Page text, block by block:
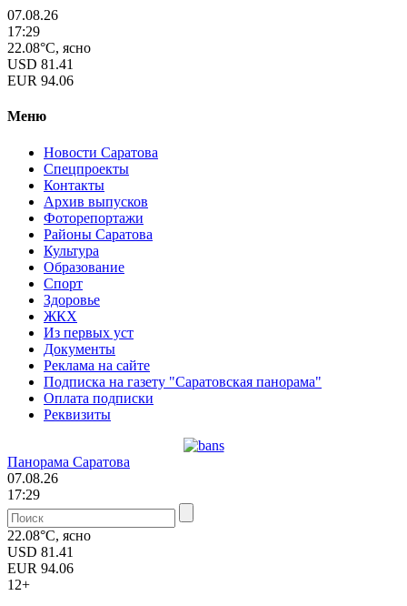
07.08.26
17:29
22.08°C, ясно
USD 81.41
EUR 94.06
Меню
Новости Саратова
Спецпроекты
Контакты
Архив выпусков
Фоторепортажи
Районы Саратова
Культура
Образование
Спорт
Здоровье
ЖКХ
Из пеpвых уст
Документы
Реклама на сайте
Подписка на газету "Саратовская панорама"
Оплата подписки
Реквизиты
Панорама Саратова
07.08.26
17:29
22.08°C, ясно
USD 81.41
EUR 94.06
12+